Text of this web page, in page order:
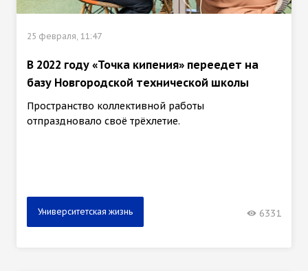
25 февраля, 11:47
В 2022 году «Точка кипения» переедет на
базу Новгородской технической школы
Пространство коллективной работы
отпраздновало своё трёхлетие.
Университетская жизнь 6331